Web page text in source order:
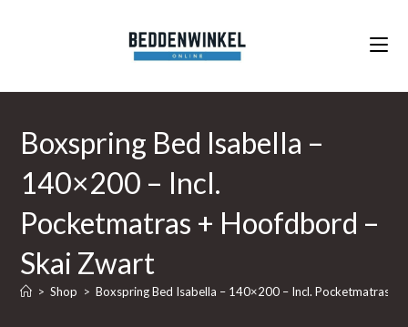
Boxspring Bed Isabella –
140×200 – Incl.
Pocketmatras + Hoofdbord –
Skai Zwart
> Shop > Boxspring Bed Isabella – 140×200 – Incl. Pocketmatras +